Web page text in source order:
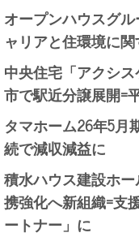
オープンハウスグル
ャリアと住環境に
中央住宅「アクシ
市で駅近分譲展開=
タマホーム26年5月
続で減収減益に
積水ハウス建設ホ
携強化へ新組織=支
ートナー」に